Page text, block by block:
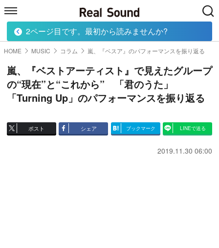
HOME MUSIC MOVIE TECH
HOME MUSIC コラム 嵐、『ベスア』のパフォーマンスを振り返る
嵐、『ベストアーティスト』で見えたグループ
の“現在”と“これから” 「君のうた」
「Turning Up」のパフォーマンスを振り返る
ポスト シェア ブックマーク LINEで送る
2019.11.30 06:00
2ページ目です。最初から読みませんか?